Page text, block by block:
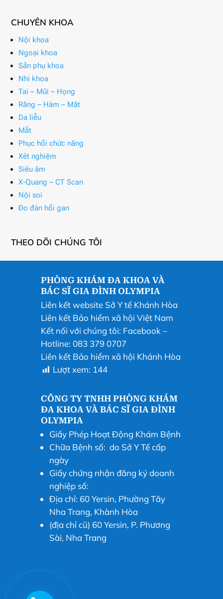
CHUYÊN KHOA
Nội khoa
Ngoại khoa
Sản phụ khoa
Nhi khoa
Tai – Mũi – Họng
Răng – Hàm – Mặt
Da liễu
Mắt
Phục hồi chức năng
Xét nghiệm
Siêu âm
X-Quang – CT Scan
Nội soi
Đo đàn hồi gan
THEO DÕI CHÚNG TÔI
PHÒNG KHÁM ĐA KHOA VÀ
BÁC SĨ GIA ĐÌNH OLYMPIA
Liên kết website Sở Y tế Khánh Hòa
Liên kết Bảo hiểm xã hội Việt Nam
Kết nối với chúng tôi: Facebook –
Hotline: 083 379 0707
Liên kết Bảo hiểm xã hội Khánh Hòa
Lượt xem: 144
CÔNG TY TNHH PHÒNG KHÁM
ĐA KHOA VÀ BÁC SĨ GIA ĐÌNH
OLYMPIA
Giấy Phép Hoạt Động Khám Bệnh
Chữa Bệnh số: do Sở Y Tế cấp
ngày
Giấy chứng nhận đăng ký doanh
nghiệp số:
Địa chỉ: 60 Yersin, Phường Tây
Nha Trang, Khành Hòa
(địa chỉ cũ) 60 Yersin, P. Phương
Sài, Nha Trang